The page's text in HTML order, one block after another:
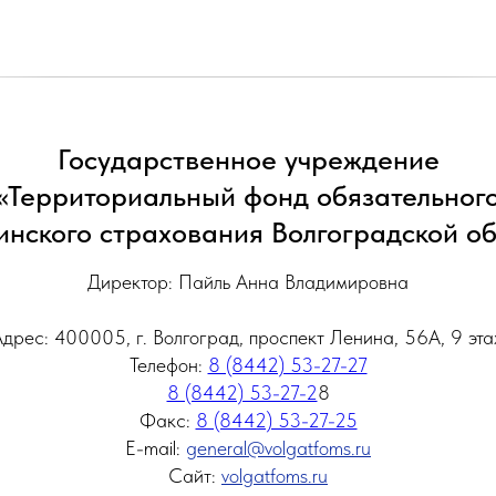
Государственное учреждение
фонд
страхования Волгоградской
Директор: Пайль Анна Владимировна
400005, г. Волгоград, проспект Ленина, 56А, 9
Телефон: 8 (8442) 53-27-27
8 (8442) 53-27-28
Факс: 8 (8442) 53-27-25
E-mail: general@volgatfoms.ru
Сайт: volgatfoms.ru